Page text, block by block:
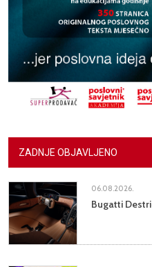
ZADNJE OBJAVLJENO
06.08.2026.
Bugatti